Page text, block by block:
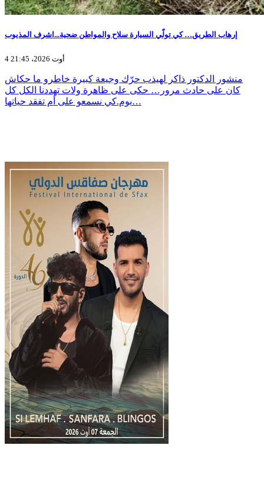
إرهاب الطريق… كي تولّي السيارة سلاح والمواطن ضحية...اشرف المذيوب
4 أوت 2026، 21:45
منشور الدكتور ذاكر لهيذب حرّك وجيعة كبيرة خاطرو ما حكاش
كان على حادث مرور… حكى على ظاهرة ولات تهددنا الكل كل
يوم.كي نسمعو على أم تفقد حياتها…